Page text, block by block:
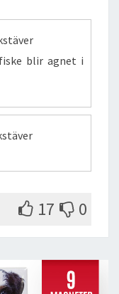
blir agnet i
17 0